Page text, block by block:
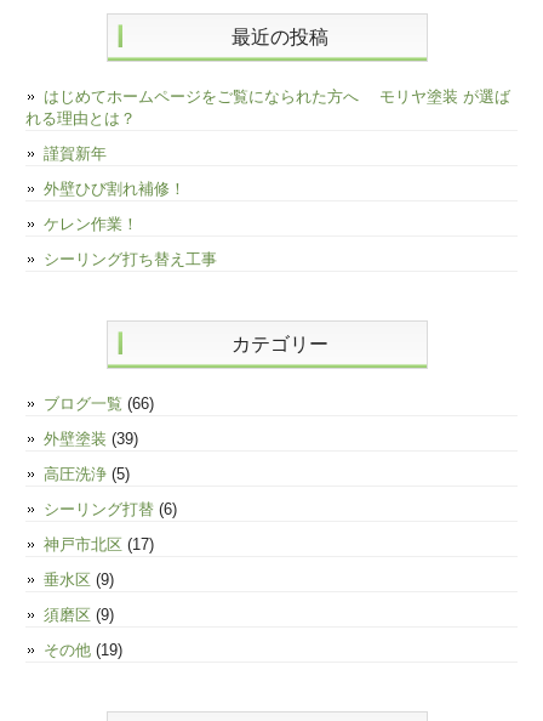
最近の投稿
はじめてホームページをご覧になられた方へ モリヤ塗装 が選ば
れる理由とは？
謹賀新年
外壁ひび割れ補修！
ケレン作業！
シーリング打ち替え工事
カテゴリー
ブログ一覧 (66)
外壁塗装 (39)
高圧洗浄 (5)
シーリング打替 (6)
神戸市北区 (17)
垂水区 (9)
須磨区 (9)
その他 (19)